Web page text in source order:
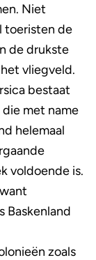
Niet
toeristen de
de drukste
vliegveld.
bestaat
met name
helemaal
voldoende is.
Baskenland
zoals